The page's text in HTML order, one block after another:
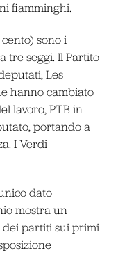
fiamminghi.
sono i
tre seggi. Il Partito
Les
hanno cambiato
lavoro, PTB in
portando a
I Verdi
dato
mostra un
dei partiti sui primi